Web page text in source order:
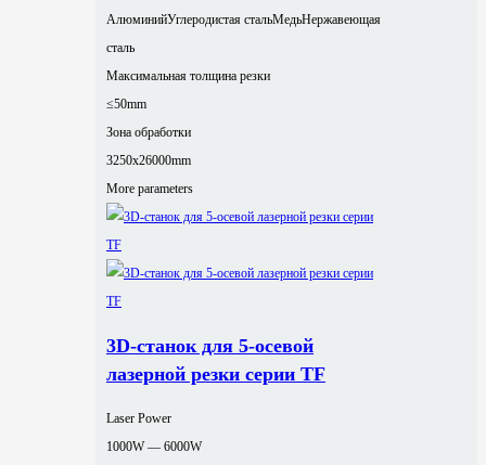
АлюминийУглеродистая стальМедьНержавеющая
сталь
Максимальная толщина резки
≤50mm
Зона обработки
3250x26000mm
More parameters
3D-станок для 5-осевой
лазерной резки серии TF
Laser Power
1000W — 6000W